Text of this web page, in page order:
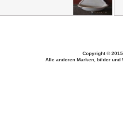
Copyright ©
Alle anderen Marken, bilder und